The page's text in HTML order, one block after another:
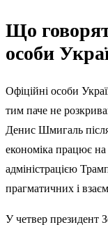
Що
особи
Офіційні особи
тим паче не
Денис Шмигаль
економіка працює на
адміністрацією
прагматичних і
У четвер президент